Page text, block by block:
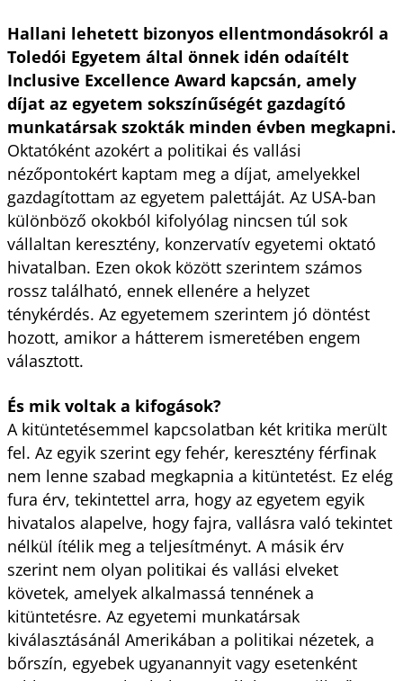
Hallani lehetett bizonyos ellentmondásokról a
Toledói Egyetem által önnek idén odaítélt
Inclusive Excellence Award kapcsán, amely
díjat az egyetem sokszínűségét gazdagító
munkatársak szokták minden évben megkapni.
Oktatóként azokért a politikai és vallási
nézőpontokért kaptam meg a díjat, amelyekkel
gazdagítottam az egyetem palettáját. Az USA-ban
különböző okokból kifolyólag nincsen túl sok
vállaltan keresztény, konzervatív egyetemi oktató
hivatalban. Ezen okok között szerintem számos
rossz található, ennek ellenére a helyzet
ténykérdés. Az egyetemem szerintem jó döntést
hozott, amikor a hátterem ismeretében engem
választott.
És mik voltak a kifogások?
A kitüntetésemmel kapcsolatban két kritika merült
fel. Az egyik szerint egy fehér, keresztény férfinak
nem lenne szabad megkapnia a kitüntetést. Ez elég
fura érv, tekintettel arra, hogy az egyetem egyik
hivatalos alapelve, hogy fajra, vallásra való tekintet
nélkül ítélik meg a teljesítményt. A másik érv
szerint nem olyan politikai és vallási elveket
követek, amelyek alkalmassá tennének a
kitüntetésre. Az egyetemi munkatársak
kiválasztásánál Amerikában a politikai nézetek, a
bőrszín, egyebek ugyanannyit vagy esetenként